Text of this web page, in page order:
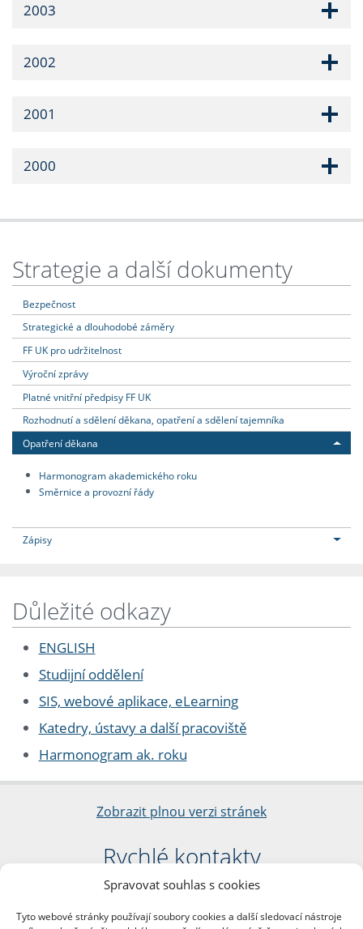
Spravovat souhlas s cookies
Tyto webové stránky používají soubory cookies a další sledovací nástroje
2003
2002
2001
2000
Strategie a další dokumenty
Bezpečnost
Strategické a dlouhodobé záměry
FF UK pro udržitelnost
Výroční zprávy
Platné vnitřní předpisy FF UK
Rozhodnutí a sdělení děkana, opatření a sdělení tajemníka
Opatření děkana
Harmonogram akademického roku
Směrnice a provozní řády
Zápisy
Důležité odkazy
ENGLISH
Studijní oddělení
SIS, webové aplikace, eLearning
Katedry, ústavy a další pracoviště
Harmonogram ak. roku
Zobrazit plnou verzi stránek
Rychlé kontakty
Filozofická fakulta
nám. Jana Palacha 1/2